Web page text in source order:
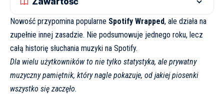
Nowość przypomina popularne Spotify Wrapped, ale działa na
zupełnie innej zasadzie. Nie podsumowuje jednego roku, lecz
całą historię słuchania muzyki na Spotify.
Dla wielu użytkowników to nie tylko statystyka, ale prywatny
muzyczny pamiętnik, który nagle pokazuje, od jakiej piosenki
wszystko się zaczęło.